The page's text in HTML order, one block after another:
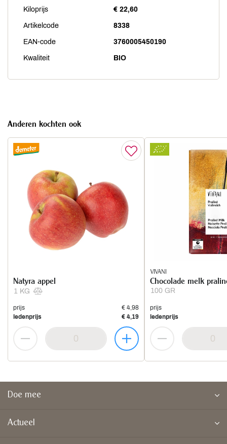
Kiloprijs € 22,60
Artikelcode 8338
EAN-code 3760005450190
Kwaliteit BIO
Anderen kochten ook
1 KG
Natyra appel
prijs
€ 4,98
ledenprijs
€ 4,19
VIVANI
100 GR
Chocolade melk
prijs
ledenprijs
Doe mee
Actueel